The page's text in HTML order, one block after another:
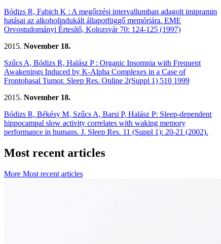
Bódizs R, Fabich K : A megőrzési intervallumban adagolt imipramin
hatásai az alkoholindukált állapotfüggő memóriára. EME
Orvostudományi Értesítő, Kolozsvár 70: 124-125 (1997)
2015. November 18.
Szűcs A, Bódizs R, Halász P : Organic Insomnia with Frequent
Awakenings Induced by K-Alpha Complexes in a Case of
Frontobasal Tumor. Sleep Res. Online 2(Suppl 1) 510 1999
2015. November 18.
Bódizs R, Békésy M, Szűcs A, Barsi P, Halász P: Sleep-dependent
hippocampal slow activity correlates with waking memory
performance in humans. J. Sleep Res. 11 (Suppl 1): 20-21 (2002).
Most recent articles
More Most recent articles